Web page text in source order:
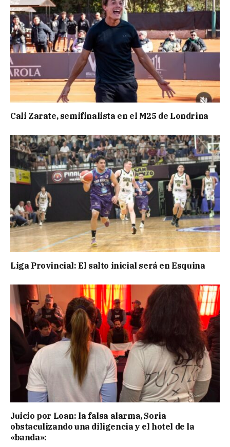
Cali Zarate, semifinalista en el M25 de Londrina
Liga Provincial: El salto inicial será en Esquina
Juicio por Loan: la falsa alarma, Soria
obstaculizando una diligencia y el hotel de la
«banda»: